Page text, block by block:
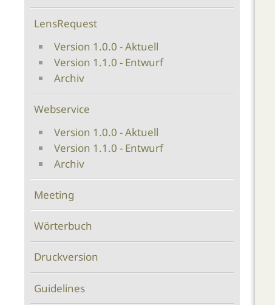
LensRequest
Version 1.0.0 - Aktuell
Version 1.1.0 - Entwurf
Archiv
Webservice
Version 1.0.0 - Aktuell
Version 1.1.0 - Entwurf
Archiv
Meeting
Wörterbuch
Druckversion
Guidelines